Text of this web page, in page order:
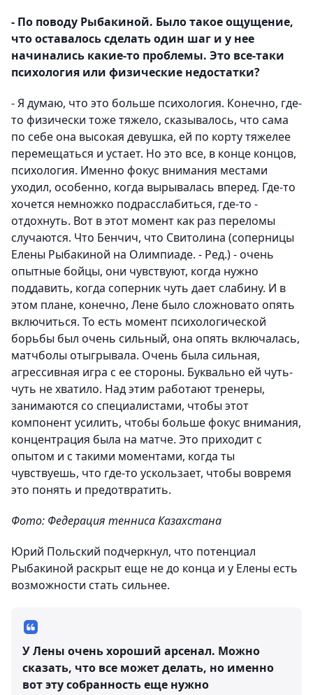
- По поводу Рыбакиной. Было такое ощущение,
что оставалось сделать один шаг и у нее
начинались какие-то проблемы. Это все-таки
психология или физические недостатки?
- Я думаю, что это больше психология. Конечно, где-
то физически тоже тяжело, сказывалось, что сама
по себе она высокая девушка, ей по корту тяжелее
перемещаться и устает. Но это все, в конце концов,
психология. Именно фокус внимания местами
уходил, особенно, когда вырывалась вперед. Где-то
хочется немножко подрасслабиться, где-то -
отдохнуть. Вот в этот момент как раз переломы
случаются. Что Бенчич, что Свитолина (соперницы
Елены Рыбакиной на Олимпиаде. - Ред.) - очень
опытные бойцы, они чувствуют, когда нужно
поддавить, когда соперник чуть дает слабину. И в
этом плане, конечно, Лене было сложновато опять
включиться. То есть момент психологической
борьбы был очень сильный, она опять включалась,
матчболы отыгрывала. Очень была сильная,
агрессивная игра с ее стороны. Буквально ей чуть-
чуть не хватило. Над этим работают тренеры,
занимаются со специалистами, чтобы этот
компонент усилить, чтобы больше фокус внимания,
концентрация была на матче. Это приходит с
опытом и с такими моментами, когда ты
чувствуешь, что где-то ускользает, чтобы вовремя
это понять и предотвратить.
Фото: Федерация тенниса Казахстана
Юрий Польский подчеркнул, что потенциал
Рыбакиной раскрыт еще не до конца и у Елены есть
возможности стать сильнее.
У Лены очень хороший арсенал. Можно
сказать, что все может делать, но именно
вот эту собранность еще нужно